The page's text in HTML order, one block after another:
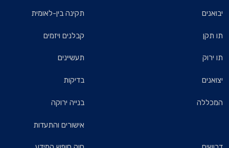
יבואנים
תו תקן
תו ירוק
יצואנים
המכללה
תקינה בין-לאומית
קבלנים ויזמים
תעשיינים
בדיקות
בנייה ירוקה
אישורים והתעדות